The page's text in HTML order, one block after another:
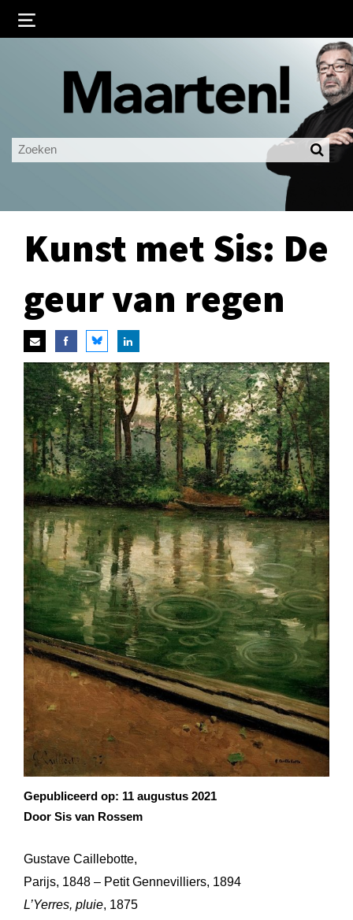
Ingelogd blijven
LOGIN
Kunst met Sis: De
geur van regen
Gepubliceerd op: 11 augustus 2021
Door Sis van Rossem
Gustave Caillebotte,
Parijs, 1848 – Petit Gennevilliers, 1894
L’Yerres, pluie, 1875